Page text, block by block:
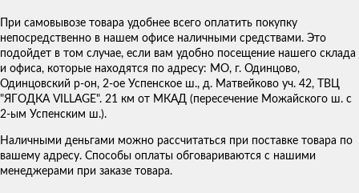
При самовывозе товара удобнее всего оплатить покупку
непосредственно в нашем офисе наличными средствами. Это
подойдет в том случае, если вам удобно посещение нашего склада
и офиса, которые находятся по адресу: МО, г. Одинцово,
Одинцовский р-он, 2-ое Успенское ш., д. Матвейково уч. 42, ТВЦ
"ЯГОДКА VILLAGE". 21 км от МКАД (пересечение Можайского ш. с
2-ым Успенским ш.).
Наличными деньгами можно рассчитаться при поставке товара по
вашему адресу. Способы оплаты обговариваются с нашими
менеджерами при заказе товара.